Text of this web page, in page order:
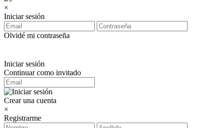
×
Iniciar sesión
Olvidé mi contraseña
Iniciar sesión
Continuar como invitado
Crear una cuenta
×
Registrarme